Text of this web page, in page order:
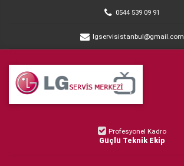
0544 539 09 91
lgservisistanbul@gmail.com
Profesyonel Kadro
Güçlü Teknik Ekip